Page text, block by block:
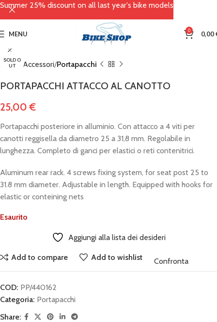
MENU 0 0,00
SOLD O
UT
Home Accessori Portapacchi
PORTAPACCHI ATTACCO AL CANOTTO
25,00€
Portapacchi posteriore in alluminio. Con attacco a 4 viti per
canotti reggisella da diametro 25 a 31,8 mm. Regolabile in
lunghezza. Completo di ganci per elastici o reti contenitrici.
Aluminum rear rack. 4 screws fixing system, for seat post 25 to
31.8 mm diameter. Adjustable in length. Equipped with hooks for
elastic or conteining nets
Esaurito
Aggiungi alla lista dei desideri
Add to compare Add to wishlist Confronta
COD: PP/440162
Categoria: Portapacchi
Share:
Summer 25% discount on all last year's bike models